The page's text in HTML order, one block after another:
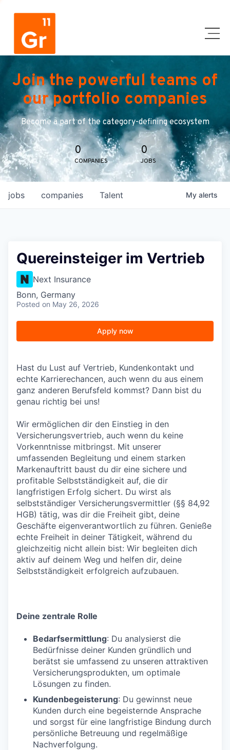
Join the powerful teams of
our portfolio companies
Become a part of the category-defining ecosystem
0
COMPANIES
0
JOBS
jobs companies Talent My alerts
Quereinsteiger im Vertrieb
Next Insurance
Bonn, Germany
Posted on May 26, 2026
Apply now
Hast du Lust auf Vertrieb, Kundenkontakt und
echte Karrierechancen, auch wenn du aus einem
ganz anderen Berufsfeld kommst? Dann bist du
genau richtig bei uns!
Wir ermöglichen dir den Einstieg in den
Versicherungsvertrieb, auch wenn du keine
Vorkenntnisse mitbringst. Mit unserer
umfassenden Begleitung und einem starken
Markenauftritt baust du dir eine sichere und
profitable Selbstständigkeit auf, die dir
langfristigen Erfolg sichert. Du wirst als
selbstständiger Versicherungsvermittler (§§ 84,92
HGB) tätig, was dir die Freiheit gibt, deine
Geschäfte eigenverantwortlich zu führen. Genieße
echte Freiheit in deiner Tätigkeit, während du
gleichzeitig nicht allein bist: Wir begleiten dich
aktiv auf deinem Weg und helfen dir, deine
Selbstständigkeit erfolgreich aufzubauen.
Deine zentrale Rolle
Bedarfsermittlung: Du analysierst die
Bedürfnisse deiner Kunden gründlich und
berätst sie umfassend zu unseren attraktiven
Versicherungsprodukten, um optimale
Lösungen zu finden.
Kundenbegeisterung: Du gewinnst neue
Kunden durch eine begeisternde Ansprache
und sorgst für eine langfristige Bindung durch
persönliche Betreuung und regelmäßige
Nachverfolgung.